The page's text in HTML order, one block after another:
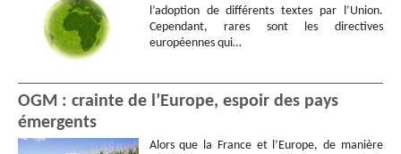
l’adoption de différents textes par l’Union.
Cependant, rares sont les directives
européennes qui…
OGM : crainte de l’Europe, espoir des pays
émergents
Alors que la France et l’Europe, de manière